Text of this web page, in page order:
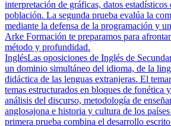
interpretación de gráficas, datos estadísticos
población. La segunda prueba evalúa la
mediante la defensa de la programación y
Arke Formación te preparamos para
método y profundidad.
InglésLas oposiciones de Inglés de
un dominio simultáneo del idioma, de la
didáctica de las lenguas extranjeras. El
temas estructurados en bloques de fonética
análisis del discurso, metodología de
anglosajona e historia y cultura de los
primera prueba combina el desarrollo